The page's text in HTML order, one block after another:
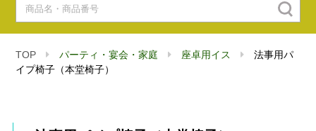
TOP パーティ・宴会・家庭 座卓用イス
法事用パ
イプ椅子（本堂椅子）